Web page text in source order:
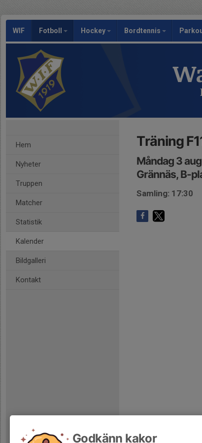
WIF Fotboll Hockey Bordtennis
Hem
Nyheter
Truppen
Matcher
Statistik
Kalender
Bildgalleri
Kontakt
Träning
Måndag 3
Grännäs, B-
Samling: 17:30
Godkänn kakor